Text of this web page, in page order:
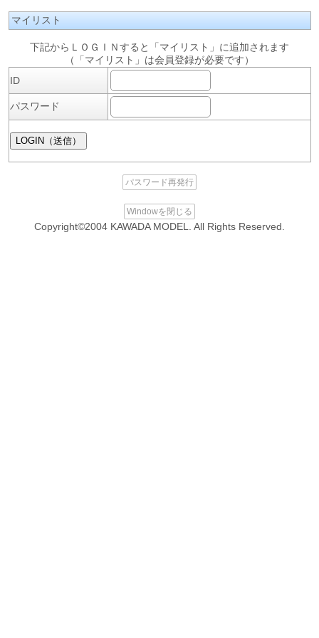
マイリスト
下記からＬＯＧＩＮすると「マイリスト」に追加されます
（「マイリスト」は会員登録が必要です）
ID
パスワード
パスワード再発行
Windowを閉じる
Copyright©2004 KAWADA MODEL. All Rights Reserved.